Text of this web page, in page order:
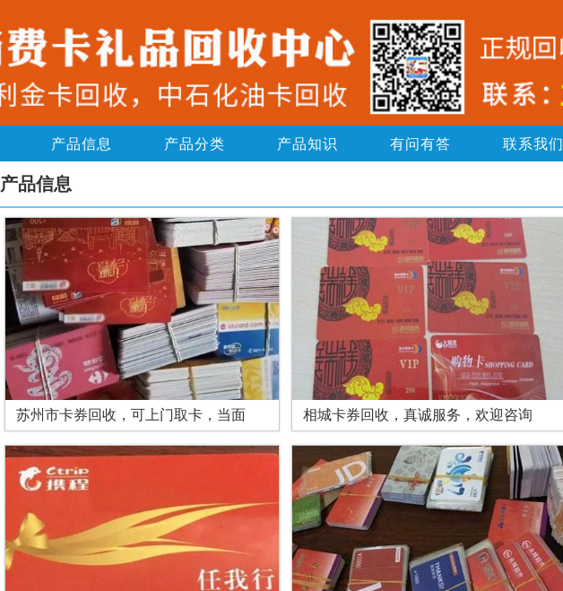
产品信息 产品分类 产品知识 有问有答 联系我们
产品信息
苏州市卡券回收，可上门取卡，当面 相城卡券回收，真诚服务，欢迎咨询